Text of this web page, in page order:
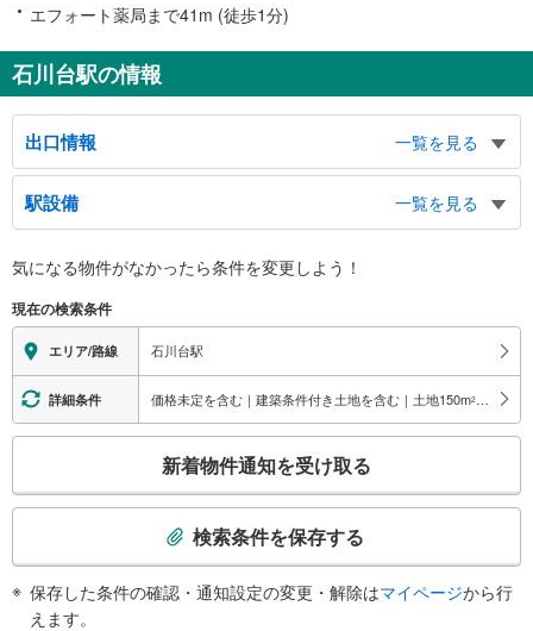
エフォート薬局まで41m (徒歩1分)
石川台駅の情報
出口情報
一覧を見る
１番線ホーム
東雪谷、雪ヶ谷八幡神社
２番線ホーム
石川町、中原街道、文教大学付属小学校
駅設備
一覧を見る
※段差なしでの移動経路
地上⇔改札⇔ホーム：○
トイレ
《多機能トイレ》
・１番線ホーム
スロープ
・２番線ホーム⇔２番線ホーム側の改札
・１番線ホーム側の改札⇔地上出口
その他
・点字運賃表
・点字シール
気になる物件がなかったら条件を変更しよう！
現在の検索条件
エリア/路線 石川台駅
詳細条件 価格未定を含む｜建築条件付き土地を含む｜土地150m2 以上
検
新着物件通知を受け取る
検索条件を保存する
保存した条件の確認・通知設定の変更・解除はマイページから行
えます。